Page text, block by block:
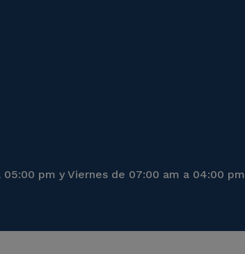
pm y Viernes de 07:00 am a 04:00 pm